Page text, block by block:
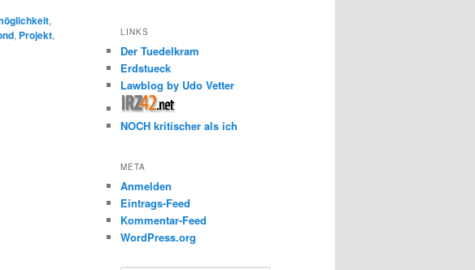
,
, Projekt, LINKS
Der Tuedelkram
Erdstueck
Lawblog by Udo Vetter
NOCH kritischer als ich
META
Anmelden
Eintrags-Feed
Kommentar-Feed
WordPress.org